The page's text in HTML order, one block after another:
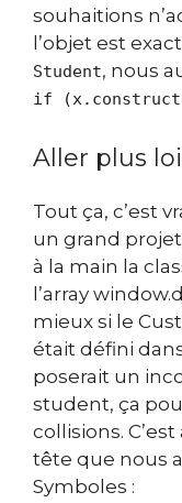
souhaitions
l’objet est
Student, nous
if
Aller plus
Tout ça, c’est
un grand
à la main la
l’array
mieux si le
était défini
poserait un
student, ça
collisions.
tête que nous
Symboles :